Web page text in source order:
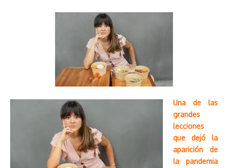
Una de las
grandes
lecciones
que dejó la
aparición de
la pandemia